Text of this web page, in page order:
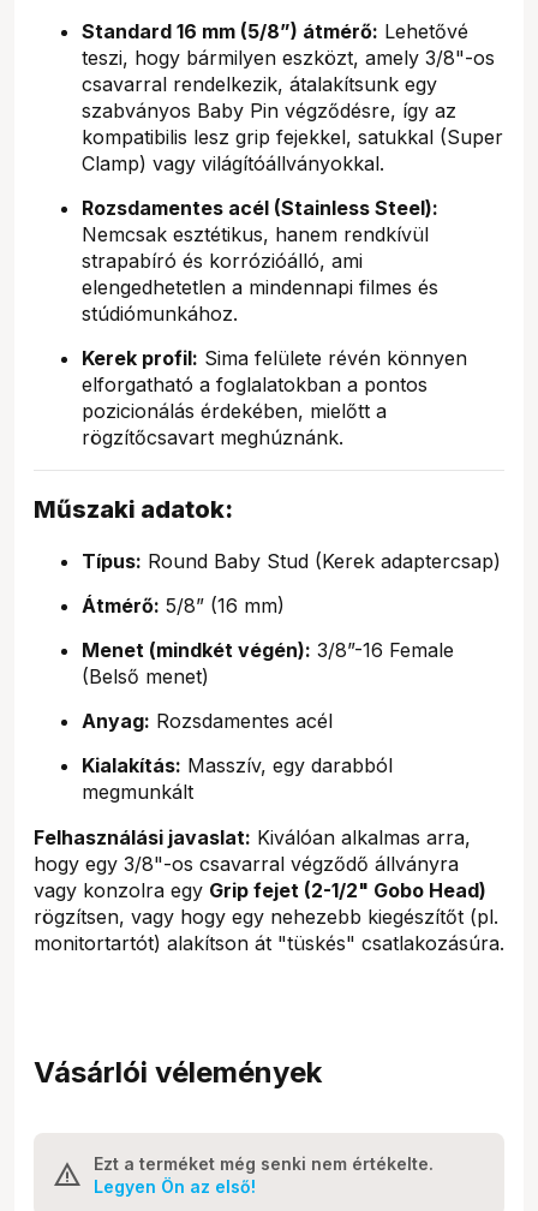
Standard 16 mm (5/8”) átmérő: Lehetővé
teszi, hogy bármilyen eszközt, amely 3/8"-os
csavarral rendelkezik, átalakítsunk egy
szabványos Baby Pin végződésre, így az
kompatibilis lesz grip fejekkel, satukkal (Super
Clamp) vagy világítóállványokkal.
Rozsdamentes acél (Stainless Steel):
Nemcsak esztétikus, hanem rendkívül
strapabíró és korrózióálló, ami
elengedhetetlen a mindennapi filmes és
stúdiómunkához.
Kerek profil: Sima felülete révén könnyen
elforgatható a foglalatokban a pontos
pozicionálás érdekében, mielőtt a
rögzítőcsavart meghúznánk.
Műszaki adatok:
Típus: Round Baby Stud (Kerek adaptercsap)
Átmérő: 5/8” (16 mm)
Menet (mindkét végén): 3/8”-16 Female
(Belső menet)
Anyag: Rozsdamentes acél
Kialakítás: Masszív, egy darabból
megmunkált
Felhasználási javaslat: Kiválóan alkalmas arra,
hogy egy 3/8"-os csavarral végződő állványra
vagy konzolra egy Grip fejet (2-1/2" Gobo Head)
rögzítsen, vagy hogy egy nehezebb kiegészítőt (pl.
monitortartót) alakítson át "tüskés" csatlakozásúra.
Vásárlói vélemények
Ezt a terméket még senki nem értékelte.
Legyen Ön az első!